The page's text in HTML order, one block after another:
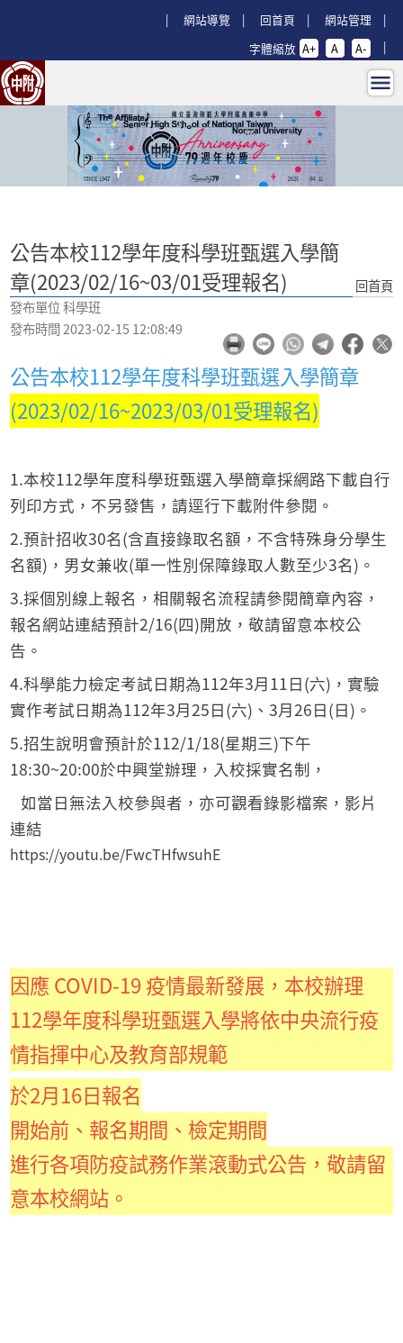
網站導覽
回首頁
網站管理
字體縮放 A+ A A-
公告本校112學年度科學班甄選入學
:::
公告本校112學年度科學班甄選入學簡
章(2023/02/16~03/01受理報名)
發布單位 科學班
發布時間 2023-02-15 12:08:49
回首頁
公告本校112學年度科學班甄選入學簡章
(2023/02/16~2023/03/01受理報名)
1.本校112學年度科學班甄選入學簡章採網路下載自行
列印方式，不另發售，請逕行下載附件參閱。
2.預計招收30名(含直接錄取名額，不含特殊身分學生
名額)，男女兼收(單一性別保障錄取人數至少3名)。
3.採個別線上報名，相關報名流程請參閱簡章內容，
報名網站連結預計2/16(四)開放，敬請留意本校公
告。
4.科學能力檢定考試日期為112年3月11日(六)，實驗
實作考試日期為112年3月25日(六)、3月26日(日)。
5.招生說明會預計於112/1/18(星期三)下午
18:30~20:00於中興堂辦理，入校採實名制，
如當日無法入校參與者，亦可觀看錄影檔案，影片
連結
https://youtu.be/FwcTHfwsuhE
因應 COVID-19 疫情最新發展，本校辦理
112學年度科學班甄選入學將依中央流行疫
情指揮中心及教育部規範
於2月16日報名
開始前、報名期間、檢定期間
進行各項防疫試務作業滾動式公告，敬請留
意本校網站。